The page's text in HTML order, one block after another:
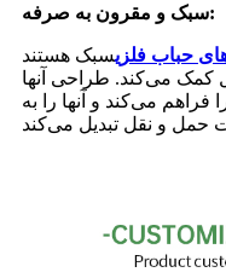
سبک و مقرون به صرفه:
حباب فلزیسبک هستند
کمک می‌کند. طراحی آنها
می‌کند و آنها را به